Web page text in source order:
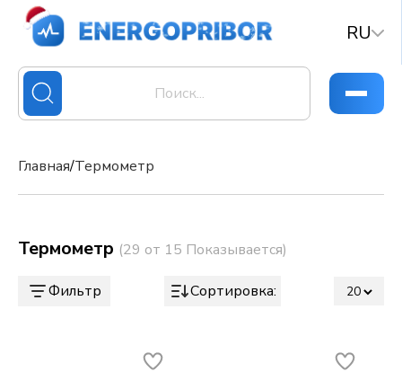
RU
Главная/Термометр
Термометр (29 от 15 Показывается)
Фильтр Сортировка: